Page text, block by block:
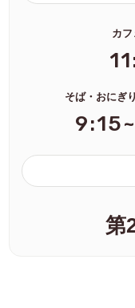
カフ
そば・おにぎ
第